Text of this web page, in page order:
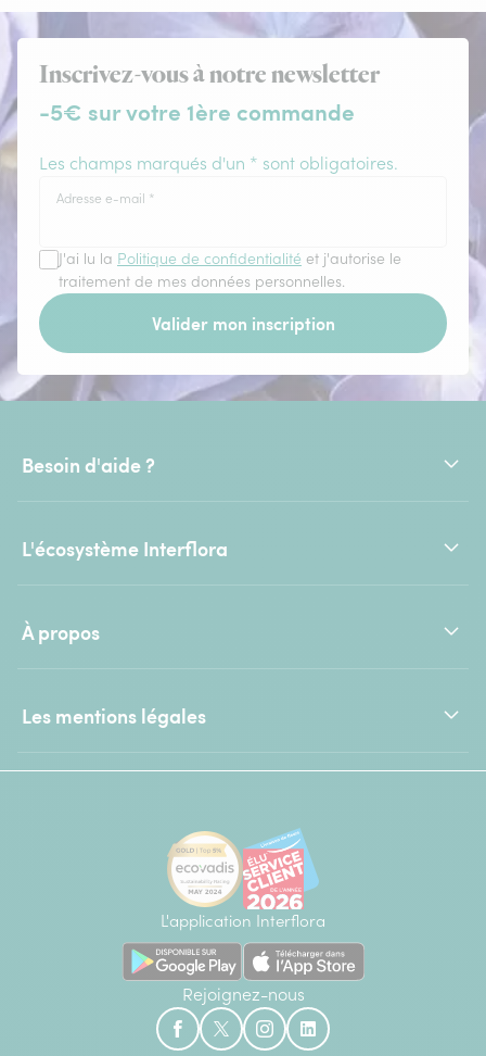
Inscrivez-vous à notre newsletter
-5€ sur votre 1ère commande
Les champs marqués d'un * sont obligatoires.
Adresse e-mail *
J'ai lu la Politique de confidentialité et j'autorise le
traitement de mes données personnelles.
Valider mon inscription
Besoin d'aide ?
L'écosystème Interflora
À propos
Les mentions légales
L'application Interflora
Rejoignez-nous